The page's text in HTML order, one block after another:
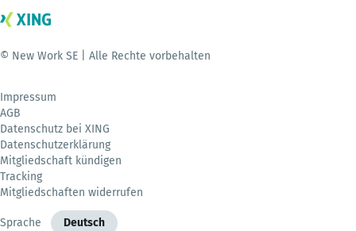
© New Work SE | Alle Rechte vorbehalten
Impressum
AGB
Datenschutz bei XING
Datenschutzerklärung
Mitgliedschaft kündigen
Tracking
Mitgliedschaften widerrufen
Sprache Deutsch